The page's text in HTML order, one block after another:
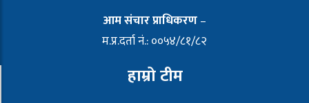
आम संचार प्राधिकरण–
म.प्र.दर्ता नं.: ००५४/८१/८२
हाम्रो टीम